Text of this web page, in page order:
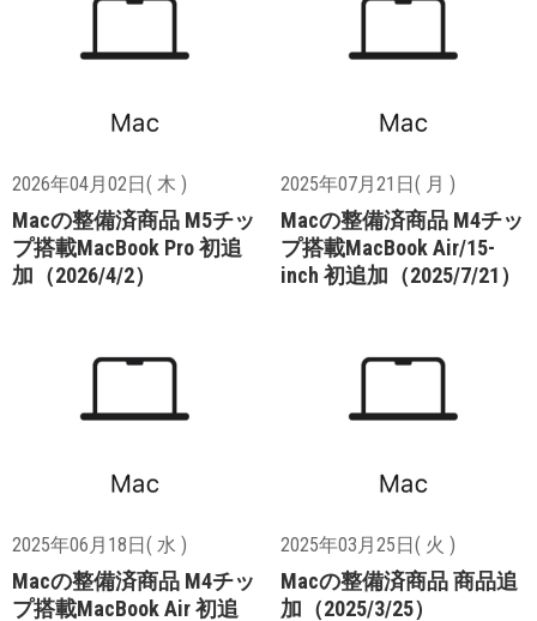
2026年04月02日( 木 )
Macの整備済商品 M5チッ
プ搭載MacBook Pro 初追
加（2026/4/2）
2025年07月21日( 月 )
Macの整備済商品 M4チッ
プ搭載MacBook Air/15-
inch 初追加（2025/7/21）
2025年06月18日( 水 )
Macの整備済商品 M4チッ
プ搭載MacBook Air 初追
2025年03月25日( 火 )
Macの整備済商品 商品追
加（2025/3/25）